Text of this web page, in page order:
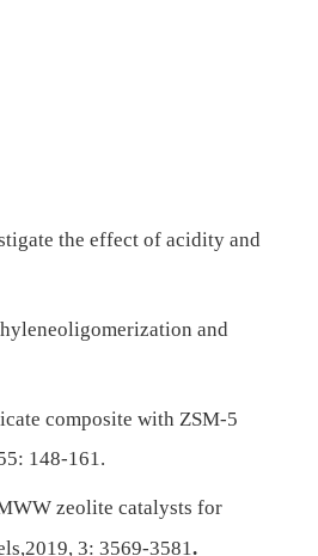
the effect of acidity and
and
composite with ZSM-5
148-161.
zeolite catalysts for
3: 3569-3581.